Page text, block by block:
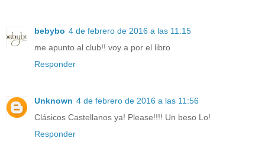
bebybo 4 de febrero de 2016 a las 11:15
me apunto al club!! voy a por el libro
Responder
Unknown 4 de febrero de 2016 a las 11:56
Clásicos Castellanos ya! Please!!!! Un beso Lo!
Responder